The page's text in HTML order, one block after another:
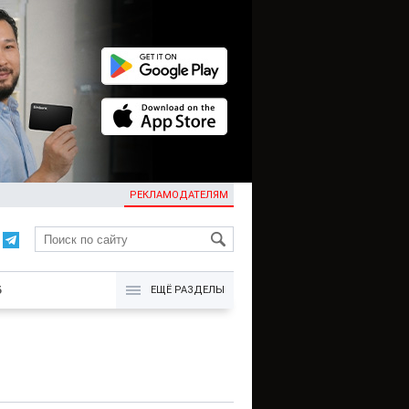
РЕКЛАМОДАТЕЛЯМ
KG
ЕЩЁ РАЗДЕЛЫ